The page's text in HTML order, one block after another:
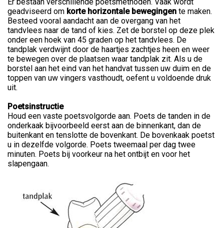
geadviseerd om korte horizontale bewegingen te maken.
Besteed vooral aandacht aan de overgang van het
tandvlees naar de tand of kies. Zet de borstel op deze plek
onder een hoek van 45 graden op het tandvlees. De
tandplak verdwijnt door de haartjes zachtjes heen en weer
te bewegen over de plaatsen waar tandplak zit. Als u de
borstel aan het eind van het handvat tussen uw duim en de
toppen van uw vingers vasthoudt, oefent u voldoende druk
uit.
Poetsinstructie
Houd een vaste poetsvolgorde aan. Poets de tanden in de
onderkaak bijvoorbeeld eerst aan de binnenkant, dan de
buitenkant en tenslotte de bovenkant. De bovenkaak poetst
u in dezelfde volgorde. Poets tweemaal per dag twee
minuten. Poets bij voorkeur na het ontbijt en voor het
slapengaan.